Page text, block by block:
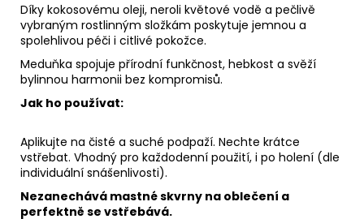
Díky kokosovému oleji, neroli květové vodě a pečlivě
vybraným rostlinným složkám poskytuje jemnou a
spolehlivou péči i citlivé pokožce.
Meduňka spojuje přírodní funkčnost, hebkost a svěží
bylinnou harmonii bez kompromisů.
Jak ho používat:
Aplikujte na čisté a suché podpaží. Nechte krátce
vstřebat. Vhodný pro každodenní použití, i po holení (dle
individuální snášenlivosti).
Nezanechává mastné skvrny na oblečení a
perfektně se vstřebává.